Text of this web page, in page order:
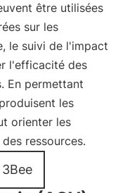
être utilisées
sur les
le suivi de l'impact
l'efficacité des
En permettant
les
orienter les
ressources.